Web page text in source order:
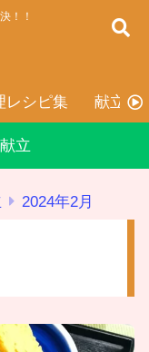
！！
レシピ集 献立表
立
2024年2月